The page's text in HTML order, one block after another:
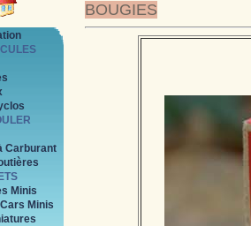
BOUGIES
Carburant
Minis
Minis